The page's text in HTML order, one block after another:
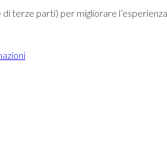
terze parti) per migliorare